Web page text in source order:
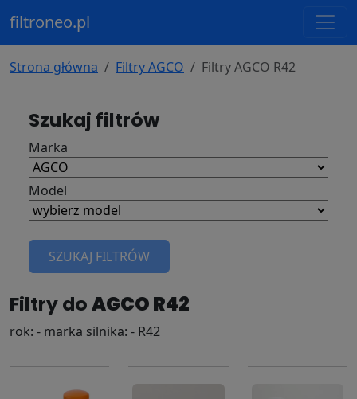
filtroneo.pl
Strona główna Filtry AGCO Filtry AGCO R42
Szukaj filtrów
Marka
Model
SZUKAJ FILTRÓW
Filtry doAGCO R42
rok: - marka silnika: - R42